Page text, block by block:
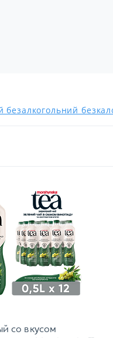
со вкусом